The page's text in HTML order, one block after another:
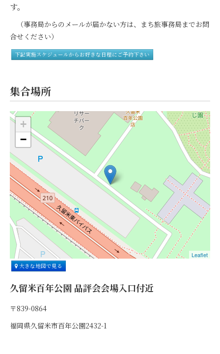
す。
（事務局からのメールが届かない方は、まち旅事務局までお問
合せください）
下記実施スケジュールからお好きな日程にご予約下さい
集合場所
+
−
Leaflet
大きな地図で見る
久留米百年公園 品評会会場入口付近
〒839-0864
福岡県久留米市百年公園2432-1